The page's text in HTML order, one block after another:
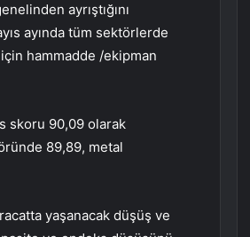
ayrıştığını
ayında tüm sektörlerde
hammadde /ekipman
skoru 90,09 olarak
89,89, metal
yaşanacak düşüş ve